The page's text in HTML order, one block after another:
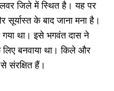
जिले में स्थित है। यह पर
के बाद जाना मना है।
गया था। इसे भगवंत दास ने
बनवाया था। किले और
संरक्षित हैं।